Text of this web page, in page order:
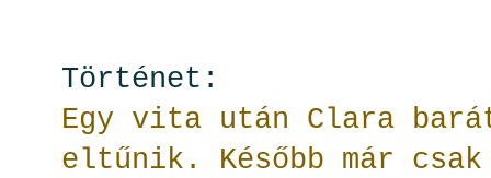
Történet:
Egy vita után Clara
eltűnik. Később már